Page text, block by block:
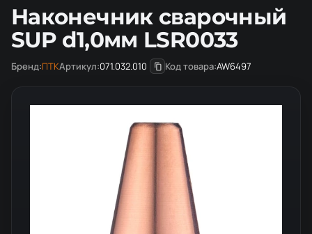
Наконечник сварочный
SUP d1,0мм LSR0033
Бренд:ПТКАртикул:071.032.010 Код товара:AW6497